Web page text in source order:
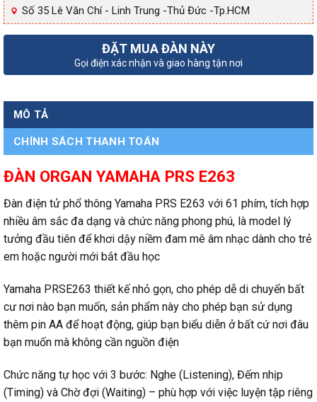
Số 35 Lê Văn Chí - Linh Trung -Thủ Đức -Tp.HCM
ĐẶT MUA ĐÀN NÀY
Gọi điện xác nhận và giao hàng tận nơi
MÔ TẢ
CHÍNH SÁCH THANH TOÁN
ĐÀN ORGAN YAMAHA PRS E263
Đàn điện tử phổ thông Yamaha PRS E263 với 61 phím, tích hợp
nhiều âm sắc đa dạng và chức năng phong phú, là model lý
tưởng đầu tiên để khơi dậy niềm đam mê âm nhạc dành cho trẻ
em hoặc người mới bắt đầu học
Yamaha PRSE263 thiết kế nhỏ gọn, cho phép dễ di chuyển bất
cư nơi nào bạn muốn, sản phẩm này cho phép bạn sử dụng
thêm pin AA để hoạt động, giúp bạn biểu diễn ở bất cứ nơi đâu
bạn muốn mà không cần nguồn điện
Chức năng tự học với 3 bước: Nghe (Listening), Đếm nhịp
(Timing) và Chờ đợi (Waiting) – phù hợp với việc luyện tập riêng